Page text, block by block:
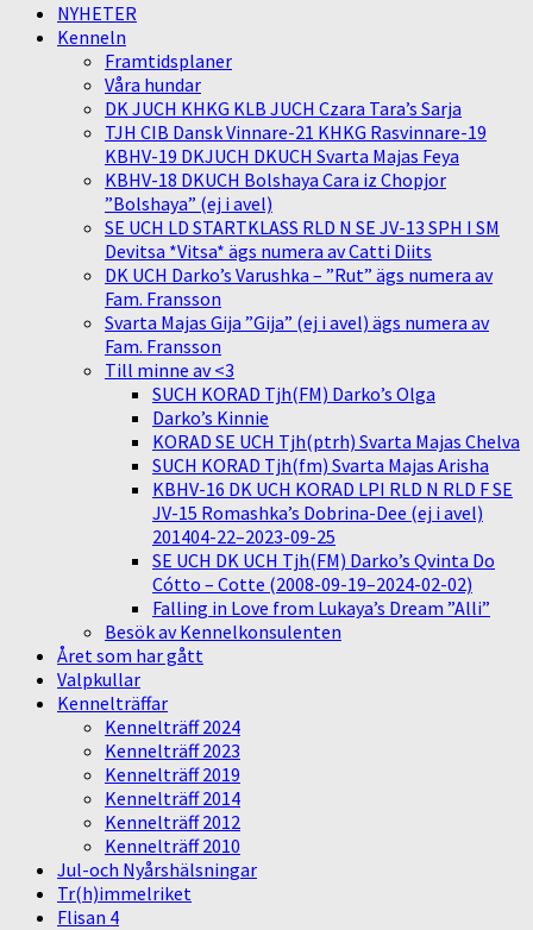
NYHETER
Kenneln
Framtidsplaner
Våra hundar
DK JUCH KHKG KLB JUCH Czara Tara’s Sarja
TJH CIB Dansk Vinnare-21 KHKG Rasvinnare-19
KBHV-19 DKJUCH DKUCH Svarta Majas Feya
KBHV-18 DKUCH Bolshaya Cara iz Chopjor
”Bolshaya” (ej i avel)
SE UCH LD STARTKLASS RLD N SE JV-13 SPH I SM
Devitsa *Vitsa* ägs numera av Catti Diits
DK UCH Darko’s Varushka – ”Rut” ägs numera av
Fam. Fransson
Svarta Majas Gija ”Gija” (ej i avel) ägs numera av
Fam. Fransson
Till minne av <3
SUCH KORAD Tjh(FM) Darko’s Olga
Darko’s Kinnie
KORAD SE UCH Tjh(ptrh) Svarta Majas Chelva
SUCH KORAD Tjh(fm) Svarta Majas Arisha
KBHV-16 DK UCH KORAD LPI RLD N RLD F SE
JV-15 Romashka’s Dobrina-Dee (ej i avel)
201404-22–2023-09-25
SE UCH DK UCH Tjh(FM) Darko’s Qvinta Do
Cótto – Cotte (2008-09-19–2024-02-02)
Falling in Love from Lukaya’s Dream ”Alli”
Besök av Kennelkonsulenten
Året som har gått
Valpkullar
Kennelträffar
Kennelträff 2024
Kennelträff 2023
Kennelträff 2019
Kennelträff 2014
Kennelträff 2012
Kennelträff 2010
Jul-och Nyårshälsningar
Tr(h)immelriket
Flisan 4